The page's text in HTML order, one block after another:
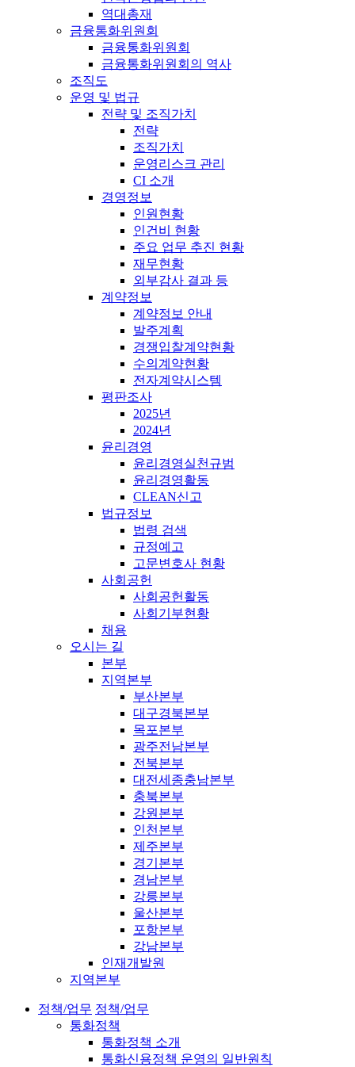
역대총재
금융통화위원회
금융통화위원회
금융통화위원회의 역사
조직도
운영 및 법규
전략 및 조직가치
전략
조직가치
운영리스크 관리
CI 소개
경영정보
인원현황
인건비 현황
주요 업무 추진 현황
재무현황
외부감사 결과 등
계약정보
계약정보 안내
발주계획
경쟁입찰계약현황
수의계약현황
전자계약시스템
평판조사
2025년
2024년
윤리경영
윤리경영실천규범
윤리경영활동
CLEAN신고
법규정보
법령 검색
규정예고
고문변호사 현황
사회공헌
사회공헌활동
사회기부현황
채용
오시는 길
본부
지역본부
부산본부
대구경북본부
목포본부
광주전남본부
전북본부
대전세종충남본부
충북본부
강원본부
인천본부
제주본부
경기본부
경남본부
강릉본부
울산본부
포항본부
강남본부
인재개발원
지역본부
정책/업무 정책/업무
통화정책
통화정책 소개
통화신용정책 운영의 일반원칙